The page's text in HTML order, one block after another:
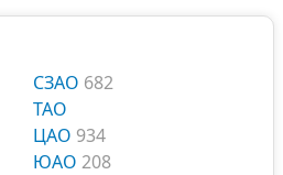
СЗАО 682
ТАО
ЦАО 934
ЮАО 208